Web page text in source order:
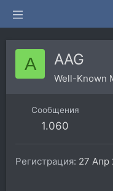
A AAG
Well-Known
Сообщения
1.060
Регистрация 27 Апр